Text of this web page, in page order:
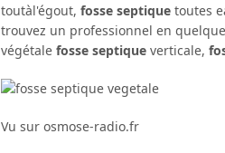
toutàl'égout, fosse septique toutes
trouvez un professionnel en
végétale fosse septique verticale,
Vu sur osmose-radio.fr